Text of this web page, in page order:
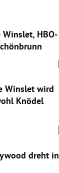
Winslet, HBO-
Winslet wird
Knödel
dreht in